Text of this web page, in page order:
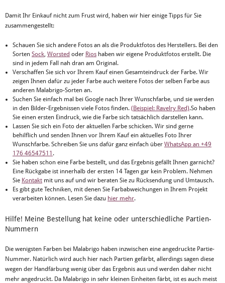
Damit Ihr Einkauf nicht zum Frust wird, haben wir hier einige Tipps für Sie
zusammengestellt:
Schauen Sie sich andere Fotos an als die Produktfotos des Herstellers. Bei den
Sorten Sock, Worsted oder Rios haben wir eigene Produktfotos erstellt. Die
sind in jedem Fall nah dran am Original.
Verschaffen Sie sich vor Ihrem Kauf einen Gesamteindruck der Farbe. Wir
zeigen Ihnen dafür zu jeder Farbe auch weitere Fotos der selben Farbe aus
anderen Malabrigo-Sorten an.
Suchen Sie einfach mal bei Google nach Ihrer Wunschfarbe, und sie werden
in den Bilder-Ergebnissen viele Fotos finden. (Beispiel: Ravelry Red).So haben
Sie einen ersten Eindruck, wie die Farbe sich tatsächlich darstellen kann.
Lassen Sie sich ein Foto der aktuellen Farbe schicken. Wir sind gerne
behilflich und senden Ihnen vor Ihrem Kauf ein aktuelles Foto Ihrer
Wunschfarbe. Schreiben Sie uns dafür ganz einfach über WhatsApp an +49
176 46547511 .
Sie haben schon eine Farbe bestellt, und das Ergebnis gefällt Ihnen garnicht?
Eine Rückgabe ist innerhalb der ersten 14 Tagen gar kein Problem. Nehmen
Sie Kontakt mit uns auf und wir beraten Sie zu Rücksendung und Umtausch.
Es gibt gute Techniken, mit denen Sie Farbabweichungen in Ihrem Projekt
verarbeiten können. Lesen Sie dazu hier mehr.
Hilfe! Meine Bestellung hat keine oder unterschiedliche Partien-
Nummern
Die wenigsten Farben bei Malabrigo haben inzwischen eine angedruckte Partie-
Nummer. Natürlich wird auch hier nach Partien gefärbt, allerdings sagen diese
wegen der Handfärbung wenig über das Ergebnis aus und werden daher nicht
mehr angedruckt. Da Malabrigo in sehr kleinen Einheiten färbt, ist es auch meist